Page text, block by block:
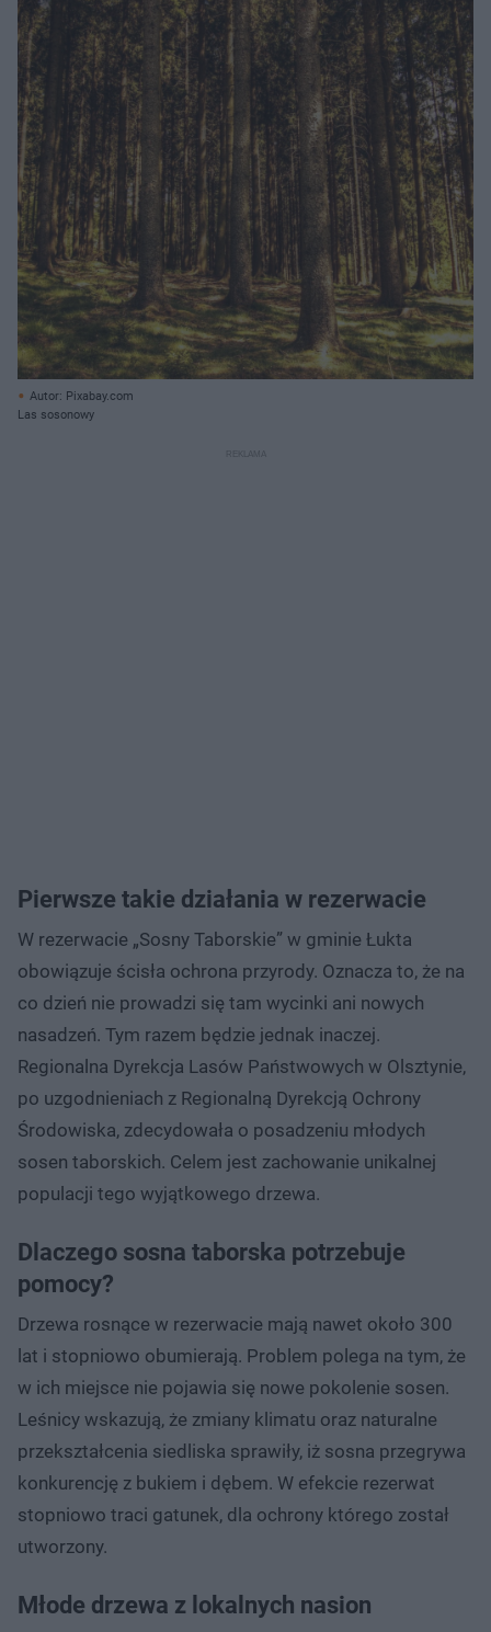
Autor: Pixabay.com
Las sosonowy
Pierwsze takie działania w rezerwacie
W rezerwacie „Sosny Taborskie” w gminie Łukta
obowiązuje ścisła ochrona przyrody. Oznacza to, że na
co dzień nie prowadzi się tam wycinki ani nowych
nasadzeń. Tym razem będzie jednak inaczej.
Regionalna Dyrekcja Lasów Państwowych w Olsztynie,
po uzgodnieniach z Regionalną Dyrekcją Ochrony
Środowiska, zdecydowała o posadzeniu młodych
sosen taborskich. Celem jest zachowanie unikalnej
populacji tego wyjątkowego drzewa.
Dlaczego sosna taborska potrzebuje
pomocy?
Drzewa rosnące w rezerwacie mają nawet około 300
lat i stopniowo obumierają. Problem polega na tym, że
w ich miejsce nie pojawia się nowe pokolenie sosen.
Leśnicy wskazują, że zmiany klimatu oraz naturalne
przekształcenia siedliska sprawiły, iż sosna przegrywa
konkurencję z bukiem i dębem. W efekcie rezerwat
stopniowo traci gatunek, dla ochrony którego został
utworzony.
Młode drzewa z lokalnych nasion